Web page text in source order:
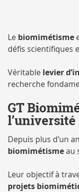
Le biomimétisme
défis scientifiques
Véritable levier
recherche
GT
l’université
Depuis plus d’un
biomimétismeau
Leur objectif à
projets